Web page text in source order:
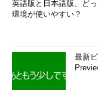
英語版と日本語版、ど
環境が使いやすい？
最新